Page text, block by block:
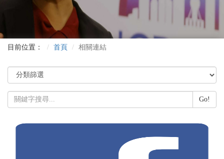
目前位置： 首頁 相關連結
Go!